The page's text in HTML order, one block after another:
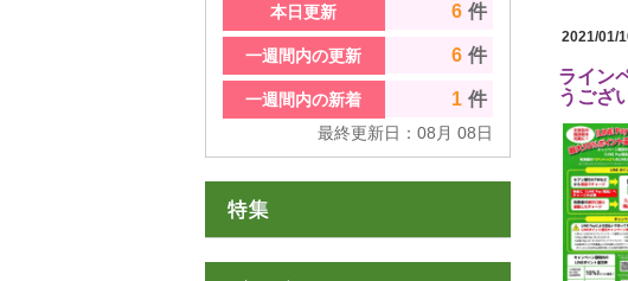
2021/01/
ライン
うござ
本日更新 6 件
一週間内の更新 6 件
一週間内の新着 1 件
最終更新日： 08 月 08日